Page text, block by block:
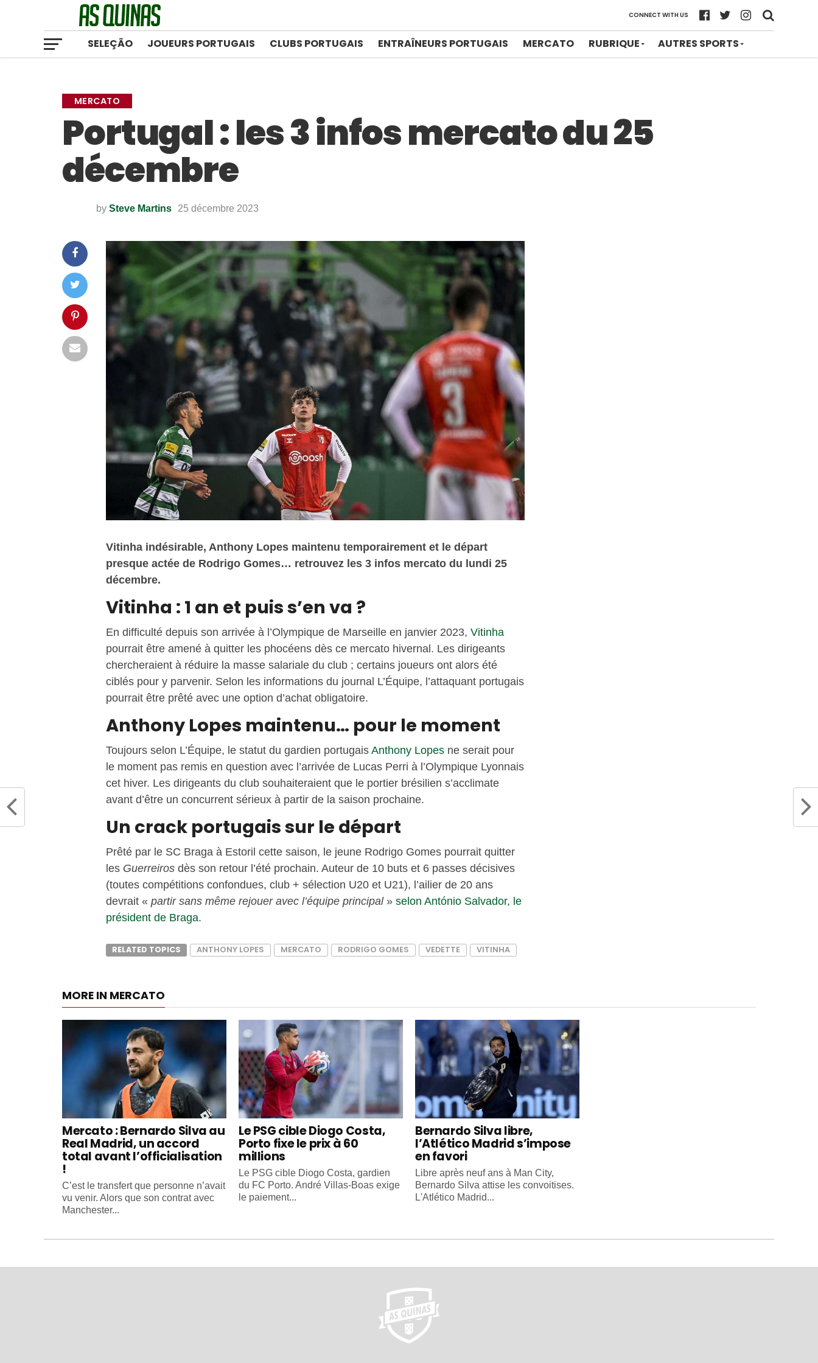
CONNECT WITH US
SELEÇÃO JOUEURS PORTUGAIS CLUBS PORTUGAIS ENTRAÎNEURS PORTUGAIS MERCATO RUBRIQUE AUTRES SPORTS
MERCATO
Portugal : les 3 infos mercato du 25
décembre
by Steve Martins 25 décembre 2023
Vitinha indésirable, Anthony Lopes maintenu temporairement et le départ
presque actée de Rodrigo Gomes… retrouvez les 3 infos mercato du lundi 25
décembre.
Vitinha : 1 an et puis s’en va ?
En difficulté depuis son arrivée à l’Olympique de Marseille en janvier 2023, Vitinha
pourrait être amené à quitter les phocéens dès ce mercato hivernal. Les dirigeants
chercheraient à réduire la masse salariale du club ; certains joueurs ont alors été
ciblés pour y parvenir. Selon les informations du journal L’Équipe, l’attaquant portugais
pourrait être prêté avec une option d’achat obligatoire.
Anthony Lopes maintenu… pour le moment
Toujours selon L’Équipe, le statut du gardien portugaisAnthony Lopes ne serait pour
le moment pas remis en question avec l’arrivée de Lucas Perri à l’Olympique Lyonnais
cet hiver. Les dirigeants du club souhaiteraient que le portier brésilien s’acclimate
avant d’être un concurrent sérieux à partir de la saison prochaine.
Un crack portugais sur le départ
Prêté par le SC Braga à Estoril cette saison, le jeune Rodrigo Gomes pourrait quitter
les Guerreiros dès son retour l’été prochain. Auteur de 10 buts et 6 passes décisives
(toutes compétitions confondues, club + sélection U20 et U21), l’ailier de 20 ans
devrait « partir sans même rejouer avec l’équipe principal» selon António Salvador, le
président de Braga.
RELATED TOPICS ANTHONY LOPES MERCATO RODRIGO GOMES VEDETTE VITINHA
MORE IN MERCATO
Mercato : Bernardo Silva au
Real Madrid, un accord
total avant l’officialisation
!
C’est le transfert que personne n’avait
vu venir. Alors que son contrat avec
Manchester...
Le PSG cible Diogo Costa,
Porto fixe le prix à 60
millions
Le PSG cible Diogo Costa, gardien
du FC Porto. André Villas-Boas exige
le paiement...
Bernardo Silva libre,
l’Atlético Madrid s’impose
en favori
Libre après neuf ans à Man City,
Bernardo Silva attise les convoitises.
L'Atlético Madrid...